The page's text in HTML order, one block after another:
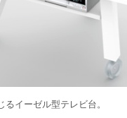
イーゼル型テレビ台。